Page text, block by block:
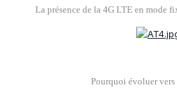
La présence de la 4G LTE en mode
Pourquoi évoluer